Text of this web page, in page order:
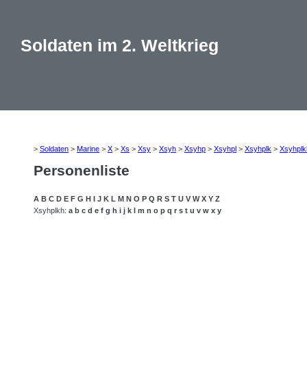
Soldaten im 2. Weltkrieg
> Soldaten > Marine > X > Xs > Xsy > Xsyh > Xsyhp > Xsyhpl > Xsyhplk >
Personenliste
A B C D E F G H I J K L M N O P Q R S T U V W X Y Z
Xsyhplkh: a b c d e f g h i j k l m n o p q r s t u v w x y